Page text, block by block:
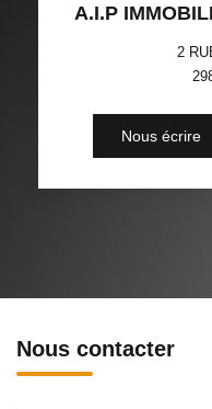
A.I.P
2
Nous écrire
Nous contacter